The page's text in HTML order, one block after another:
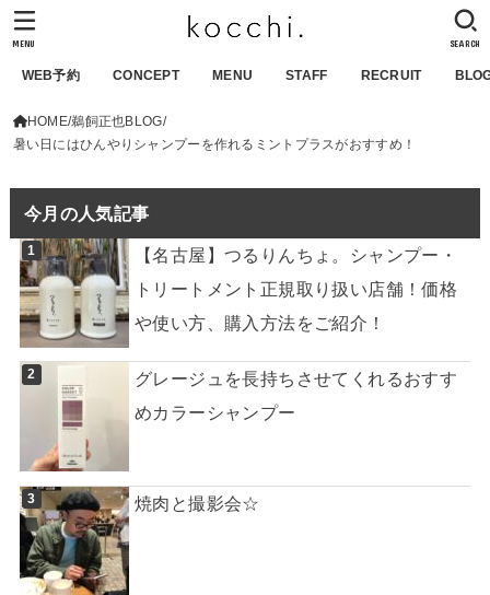
WEB予約 CONCEPT MENU STAFF RECRUIT
SEARCH
MENU
HOME 鵜飼正也BLOG
暑い日にはひんやりシャンプーを作れるミントプラスがおすすめ！
今月の人気記事
【名古屋】つるりんちょ。シャンプー・
トリートメント正規取り扱い店舗！価格
や使い方、購入方法をご紹介！
グレージュを長持ちさせてくれるおすす
めカラーシャンプー
焼肉と撮影会☆